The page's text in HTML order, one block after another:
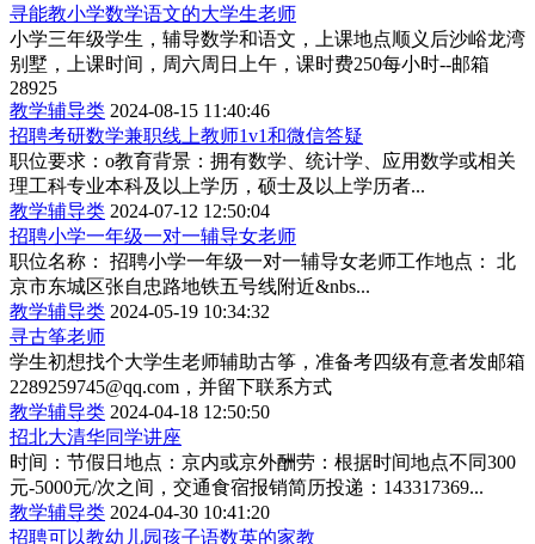
寻能教小学数学语文的大学生老师
小学三年级学生，辅导数学和语文，上课地点顺义后沙峪龙湾
别墅，上课时间，周六周日上午，课时费250每小时--邮箱
28925
教学辅导类 2024-08-15 11:40:46
招聘考研数学兼职线上教师1v1和微信答疑
职位要求：o教育背景：拥有数学、统计学、应用数学或相关
理工科专业本科及以上学历，硕士及以上学历者...
教学辅导类 2024-07-12 12:50:04
招聘小学一年级一对一辅导女老师
职位名称： 招聘小学一年级一对一辅导女老师工作地点： 北
京市东城区张自忠路地铁五号线附近&nbs...
教学辅导类 2024-05-19 10:34:32
寻古筝老师
学生初想找个大学生老师辅助古筝，准备考四级有意者发邮箱
2289259745@qq.com，并留下联系方式
教学辅导类 2024-04-18 12:50:50
招北大清华同学讲座
时间：节假日地点：京内或京外酬劳：根据时间地点不同300
元-5000元/次之间，交通食宿报销简历投递：143317369...
教学辅导类 2024-04-30 10:41:20
招聘可以教幼儿园孩子语数英的家教